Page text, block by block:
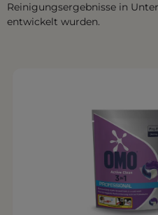
Reinigungsergebnisse in
entwickelt wurden.